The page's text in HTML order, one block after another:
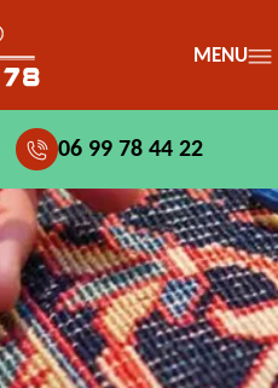
MENU
06 99 78 44 22